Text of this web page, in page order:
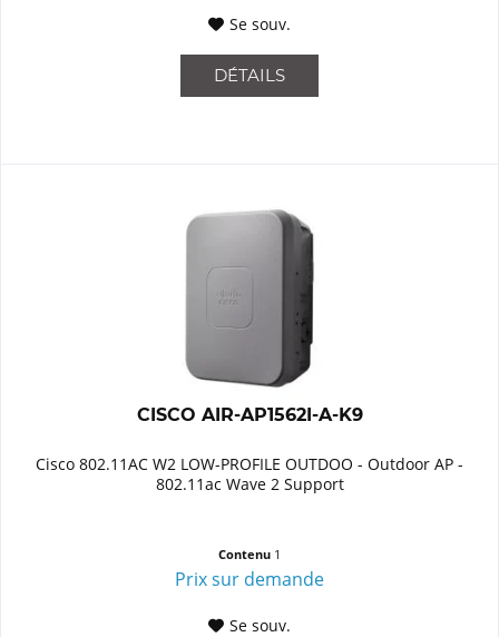
Se souv.
DÉTAILS
CISCO AIR-AP1562I-A-K9
Cisco 802.11AC W2 LOW-PROFILE OUTDOO - Outdoor AP -
802.11ac Wave 2 Support
Contenu 1
Prix sur demande
Se souv.